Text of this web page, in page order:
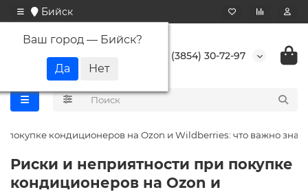
Бийск
Ваш город — Бийск?
+7 (3854) 30-72-97
покупке кондиционеров на Ozon и Wildberries: что важно знать
Риски и неприятности при покупке
кондиционеров на Ozon и